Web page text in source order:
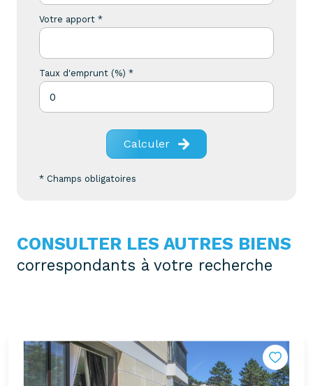
Votre apport *
Taux d'emprunt (%) *
Calculer
* Champs obligatoires
CONSULTER LES AUTRES BIENS
correspondants à votre recherche